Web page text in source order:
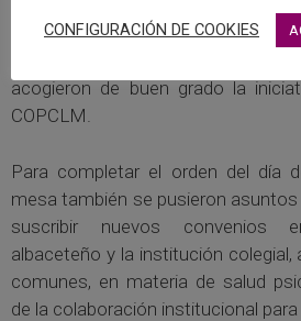
se precisa de la
acogieron de buen grado la
COPCLM.
Para completar el orden del día
mesa también se pusieron
suscribir nuevos convenios
albaceteño y la institución
comunes, en materia de salud
de la colaboración institucional para
CONFIGURACIÓN DE COOKIES